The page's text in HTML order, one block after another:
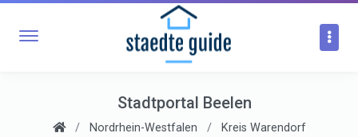
Stadtportal Beelen
Nordrhein-Westfalen
Kreis Warendorf